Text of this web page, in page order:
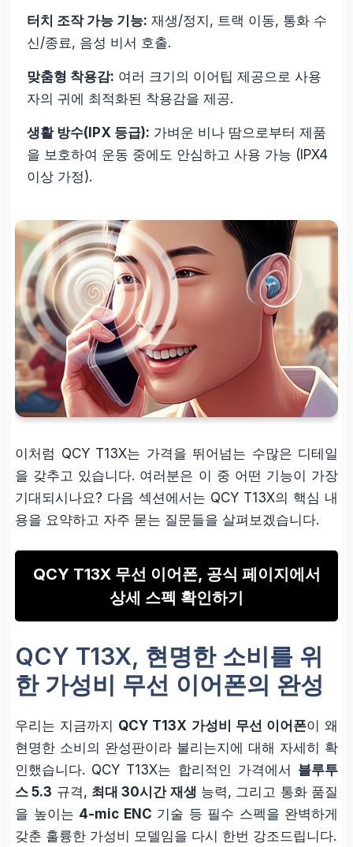
터치 조작 가능 기능: 재생/정지, 트랙 이동, 통화 수
신/종료, 음성 비서 호출.
맞춤형 착용감: 여러 크기의 이어팁 제공으로 사용
자의 귀에 최적화된 착용감을 제공.
생활 방수(IPX 등급): 가벼운 비나 땀으로부터 제품
을 보호하여 운동 중에도 안심하고 사용 가능 (IPX4
이상 가정).
이처럼 QCY T13X는 가격을 뛰어넘는 수많은 디테일
을 갖추고 있습니다. 여러분은 이 중 어떤 기능이 가장
기대되시나요? 다음 섹션에서는 QCY T13X의 핵심 내
용을 요약하고 자주 묻는 질문들을 살펴보겠습니다.
QCY T13X 무선 이어폰, 공식 페이지에서
상세 스펙 확인하기
QCY T13X, 현명한 소비를 위
한 가성비 무선 이어폰의 완성
우리는 지금까지 QCY T13X 가성비 무선 이어폰이 왜
현명한 소비의 완성판이라 불리는지에 대해 자세히 확
인했습니다. QCY T13X는 합리적인 가격에서 블루투
스 5.3 규격, 최대 30시간 재생 능력, 그리고 통화 품질
을 높이는 4-mic ENC 기술 등 필수 스펙을 완벽하게
갖춘 훌륭한 가성비 모델임을 다시 한번 강조드립니다.